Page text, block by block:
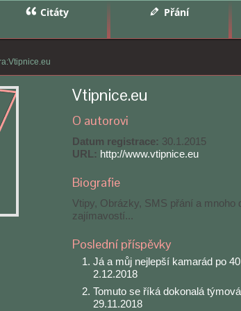
Citáty Přání
Vtipnice.eu
O autorovi
Datum registrace: 30.1.2015
URL: http://www.vtipnice.eu
Biografie
Vtipy, Obrázky, SMS přání a mnoho
zajímavostí...
Poslední příspěvky
Já a můj nejlepší kamarád po
2.12.2018
Tomuto se říká dokonalá
29.11.2018